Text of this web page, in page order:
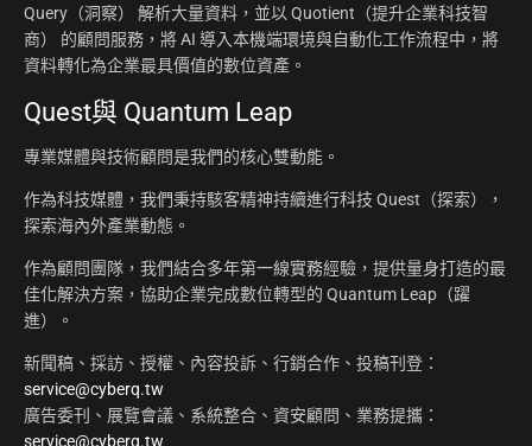
Query（洞察） 解析大量資料，並以 Quotient（提升企業科技智
商） 的顧問服務，將 AI 導入本機端環境與自動化工作流程中，將
資料轉化為企業最具價值的數位資產。
Quest與 Quantum Leap
專業媒體與技術顧問是我們的核心雙動能。
作為科技媒體，我們秉持駭客精神持續進行科技 Quest（探索），
探索海內外產業動態。
作為顧問團隊，我們結合多年第一線實務經驗，提供量身打造的最
佳化解決方案，協助企業完成數位轉型的 Quantum Leap（躍
進）。
新聞稿、採訪、授權、內容投訴、行銷合作、投稿刊登：
service@cyberq.tw
廣告委刊、展覽會議、系統整合、資安顧問、業務提攜：
service@cyberq.tw